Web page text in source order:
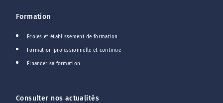
Formation
Ecoles et établissement de formation
Formation professionnelle et continue
Financer sa formation
Consulter nos actualités